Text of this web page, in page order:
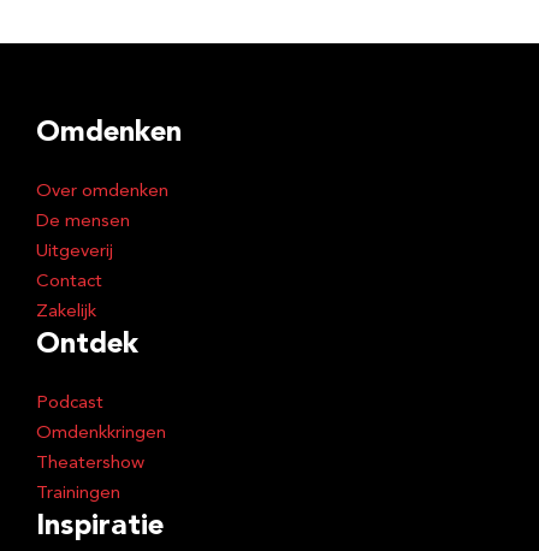
Omdenken
Over omdenken
De mensen
Uitgeverij
Contact
Zakelijk
Ontdek
Podcast
Omdenkkringen
Theatershow
Trainingen
Inspiratie